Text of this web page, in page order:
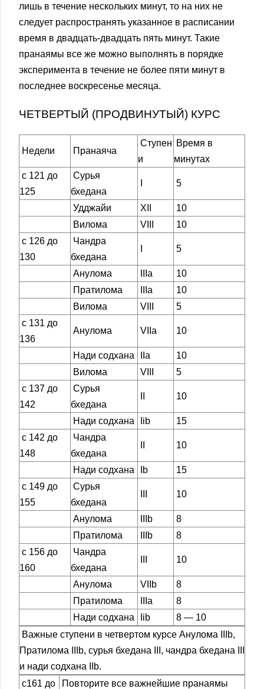
лишь в течение нескольких минут, то на них не
следует распространять указанное в расписании
время в двадцать-двадцать пять минут. Такие
пранаямы все же можно выполнять в порядке
эксперимента в течение не более пяти минут в
последнее воскресенье месяца.
ЧЕТВЕРТЫЙ (ПРОДВИНУТЫЙ) КУРС
Недели Пранаяча
Ступен
и
Время в
минутах
с 121 до
125
Сурья
бхедана
5
Удджайи XII
10
Вилома
VIII
10
с 126 до
130
Чандра
бхедана
5
Анулома IIIа
10
Пратилома
IIIa
10
Вилома
VIII
5
с 131 до
136
Анулома VIIa 10
Нади содхана IIа
10
Вилома
VIII
5
с 137 до
142
Сурья
бхедана
10
Нади содхана Iib
15
с 142 до
148
Чандра
бхедана
10
Нади содхана Ib
15
с 149 до
155
Сурья
бхедана
10
Анулома IIIb
8
Пратилома
IIIb
8
с 156 до
160
Чандра
бхедана
10
Анулома VIIb
8
Пратилома
IIIa
8
Нади содхана
Iib
8 — 10
Важные ступени в четвертом курсе Анулома IIIb,
Пратилома IIIb, сурья бхедана III, чандра бхедана III
и нади содхана IIb.
c161 до
Повторите все важнейшие пранаямы